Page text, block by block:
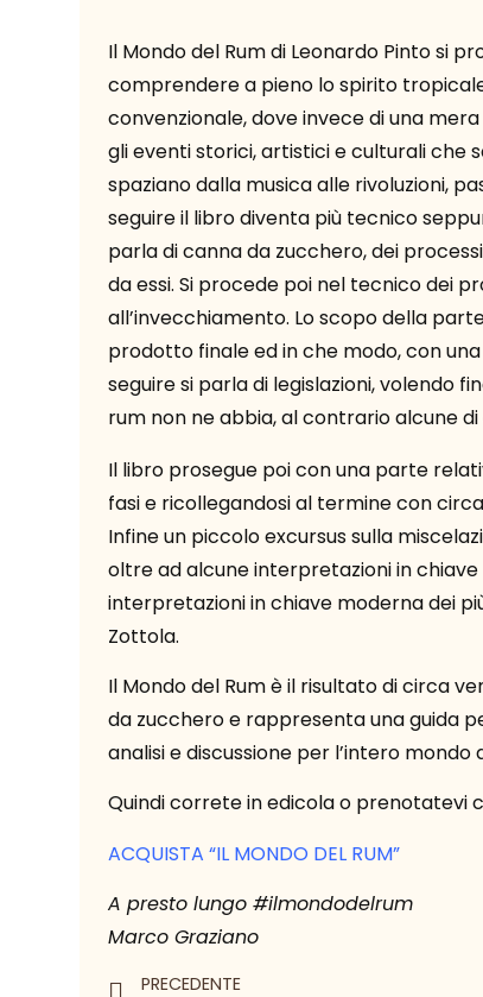
Il Mondo del Rum di Leonardo Pinto si
comprendere a pieno lo spirito
convenzionale, dove invece di una
gli eventi storici, artistici e culturali che
spaziano dalla musica alle rivoluzioni,
seguire il libro diventa più tecnico
parla di canna da zucchero, dei
da essi. Si procede poi nel tecnico dei
all’invecchiamento. Lo scopo della
prodotto finale ed in che modo, con
seguire si parla di legislazioni, volendo
rum non ne abbia, al contrario alcune
Il libro prosegue poi con una parte
fasi e ricollegandosi al termine con
Infine un piccolo excursus sulla
oltre ad alcune interpretazioni in chiave
interpretazioni in chiave moderna dei
Zottola.
Il Mondo del Rum è il risultato di circa
da zucchero e rappresenta una guida
analisi e discussione per l’intero mondo
Quindi correte in edicola o prenotatevi
ACQUISTA “IL MONDO DEL RUM”
A presto lungo #ilmondodelrum
Marco Graziano
PRECEDENTE